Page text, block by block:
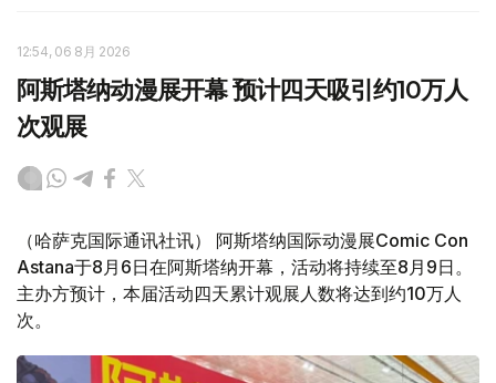
12:54, 06 8月 2026
阿斯塔纳动漫展开幕 预计四天吸引约10万人
次观展
（哈萨克国际通讯社讯） 阿斯塔纳国际动漫展Comic Con
Astana于8月6日在阿斯塔纳开幕，活动将持续至8月9日。
主办方预计，本届活动四天累计观展人数将达到约10万人
次。